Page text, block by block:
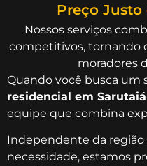
Preço
Nossos serviços
competitivos, tornando
moradores
Quando você busca um
residencial em Sarutaiá
equipe que combina
Independente da região
necessidade, estamos